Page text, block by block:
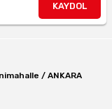
KAYDOL
/ ANKARA